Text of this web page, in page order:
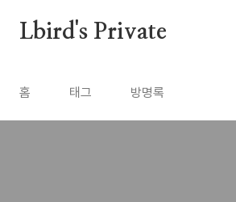
Lbird's Private
홈 태그 방명록